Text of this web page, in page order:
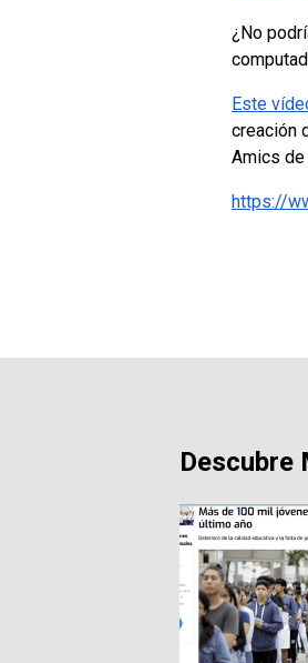
¿No
Este
creación
Amics de
https://
Descubre